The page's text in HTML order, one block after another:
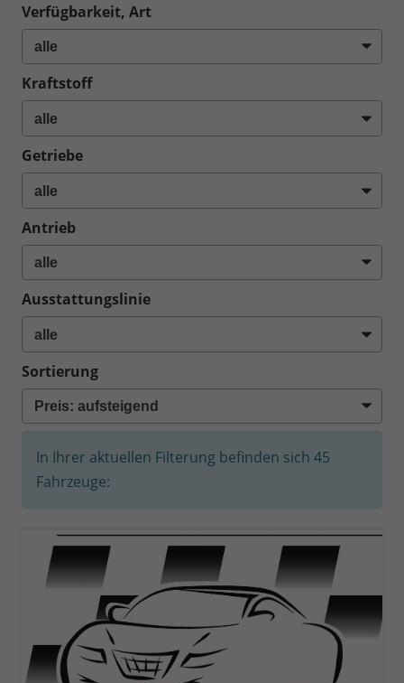
Verfügbarkeit, Art
Kraftstoff
Getriebe
Antrieb
Ausstattungslinie
Sortierung
In Ihrer aktuellen Filterung befinden sich 45
Fahrzeuge: